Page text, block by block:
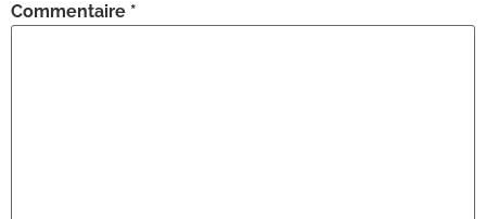
Commentaire *